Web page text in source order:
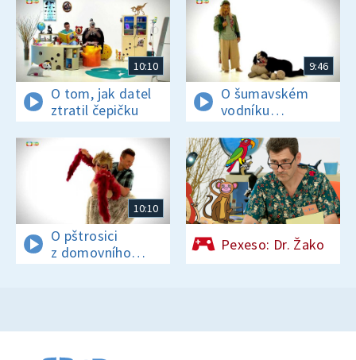
10:10
O tom, jak datel
ztratil čepičku
9:46
O šumavském
vodníku
divousovi
10:10
O pštrosici
z domovního
znamení
Pexeso: Dr. Žako